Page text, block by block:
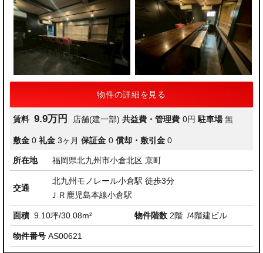
物件の詳細を見る
賃料 9.9万円 店舗(建一部) 共益費・管理費 0円 駐車場 無
敷金 0 礼金 3ヶ月 保証金 0 償却・敷引金 0
所在地 福岡県北九州市小倉北区 京町
交通
北九州モノレール小倉駅 徒歩3分
ＪＲ鹿児島本線小倉駅
面積 9.10坪/30.08m² 物件階数 2階 /4階建ビル
物件番号 AS00621